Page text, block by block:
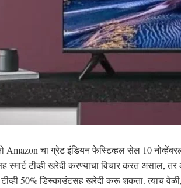
Amazon चा ग्रेट इंडियन फेस्टिव्हल सेल 10
स्मार्ट टीव्ही खरेदी करण्याचा विचार करत असाल,
टीव्ही 50% डिस्काउंटसह खरेदी करू शकता. त्याच